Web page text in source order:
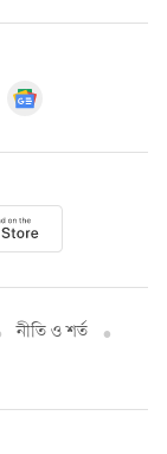
নীতি ও শর্ত